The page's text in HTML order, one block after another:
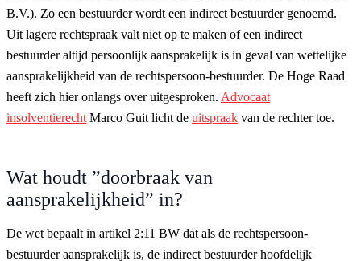
B.V.). Zo een bestuurder wordt een indirect bestuurder genoemd.
Uit lagere rechtspraak valt niet op te maken of een indirect
bestuurder altijd persoonlijk aansprakelijk is in geval van wettelijke
aansprakelijkheid van de rechtspersoon-bestuurder. De Hoge Raad
heeft zich hier onlangs over uitgesproken. Advocaat
insolventierecht Marco Guit licht de uitspraak van de rechter toe.
Wat houdt ”doorbraak van
aansprakelijkheid” in?
De wet bepaalt in artikel 2:11 BW dat als de rechtspersoon-
bestuurder aansprakelijk is, de indirect bestuurder hoofdelijk